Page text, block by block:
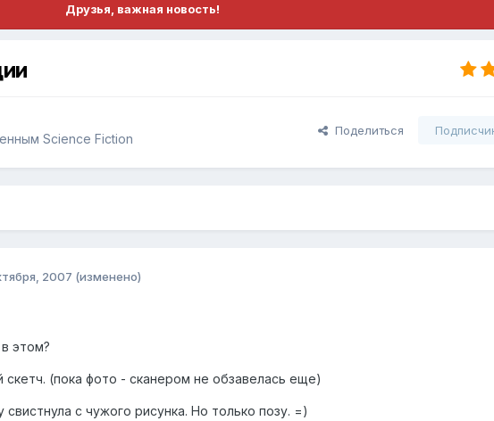
Друзья, важная новость!
Science Fiction
Поделиться
2007 (изменено)
этом?
(пока фото - сканером не обзавелась еще)
с чужого рисунка. Но только позу. =)